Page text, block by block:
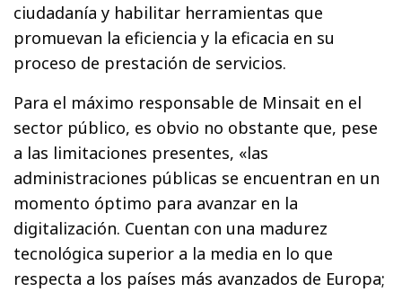
ciudadanía y habilitar herramientas que
promuevan la eficiencia y la eficacia en su
proceso de prestación de servicios.
Para el máximo responsable de Minsait en el
sector público, es obvio no obstante que, pese
a las limitaciones presentes, «las
administraciones públicas se encuentran en un
momento óptimo para avanzar en la
digitalización. Cuentan con una madurez
tecnológica superior a la media en lo que
respecta a los países más avanzados de Europa;